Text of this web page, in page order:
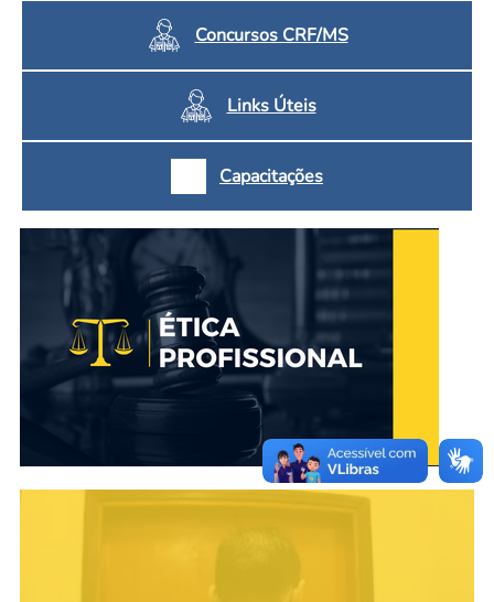
Concursos CRF/MS
Links Úteis
Capacitações